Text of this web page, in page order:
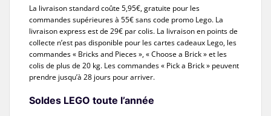
La livraison standard coûte 5,95€, gratuite pour les
commandes supérieures à 55€ sans code promo Lego. La
livraison express est de 29€ par colis. La livraison en points de
collecte n’est pas disponible pour les cartes cadeaux Lego, les
commandes « Bricks and Pieces », « Choose a Brick » et les
colis de plus de 20 kg. Les commandes « Pick a Brick » peuvent
prendre jusqu’à 28 jours pour arriver.
Soldes LEGO toute l’année